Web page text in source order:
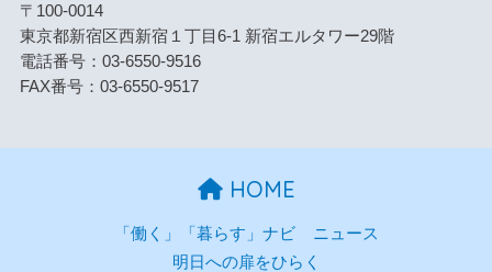
〒100-0014
東京都新宿区西新宿１丁目6-1 新宿エルタワー29階
電話番号：03-6550-9516
FAX番号：03-6550-9517
HOME
「働く」「暮らす」ナビ
ニュース
明日への扉をひらく